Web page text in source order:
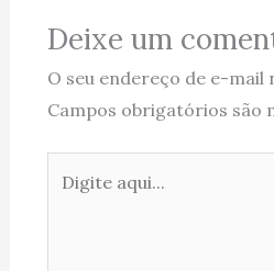
Deixe um
O seu endereço de e-mail
Campos obrigatórios são
aqui...